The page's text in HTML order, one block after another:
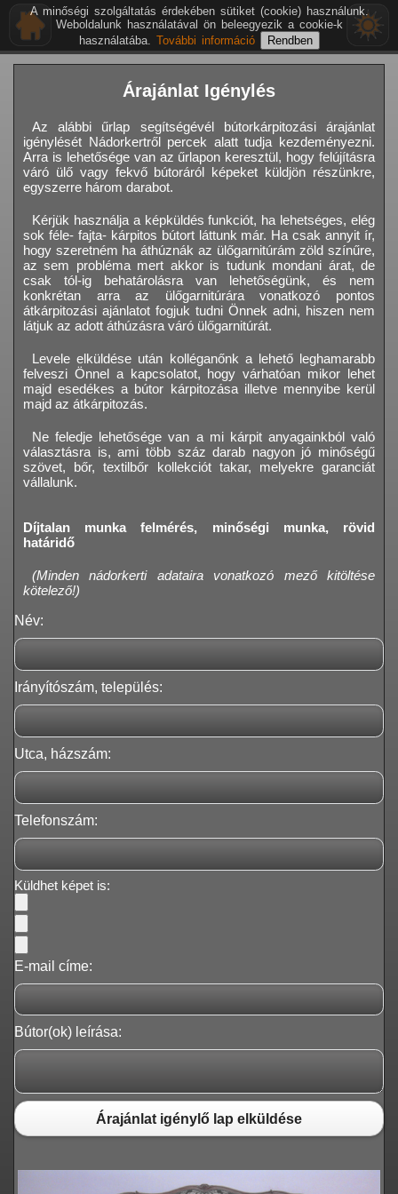
Árajánlat Igénylés
Az alábbi űrlap segítségévél bútorkárpitozási árajánlat
igénylését Nádorkertről percek alatt tudja kezdeményezni.
Arra is lehetősége van az űrlapon keresztül, hogy felújításra
váró ülő vagy fekvő bútoráról képeket küldjön részünkre,
egyszerre három darabot.
Kérjük használja a képküldés funkciót, ha lehetséges, elég
sok féle- fajta- kárpitos bútort láttunk már. Ha csak annyit ír,
hogy szeretném ha áthúznák az ülőgarnitúrám zöld színűre,
az sem probléma mert akkor is tudunk mondani árat, de
csak tól-ig behatárolásra van lehetőségünk, és nem
konkrétan arra az ülőgarnitúrára vonatkozó pontos
átkárpitozási ajánlatot fogjuk tudni Önnek adni, hiszen nem
látjuk az adott áthúzásra váró ülőgarnitúrát.
Levele elküldése után kolléganőnk a lehető leghamarabb
felveszi Önnel a kapcsolatot, hogy várhatóan mikor lehet
majd esedékes a bútor kárpitozása illetve mennyibe kerül
majd az átkárpitozás.
Ne feledje lehetősége van a mi kárpit anyagainkból való
választásra is, ami több száz darab nagyon jó minőségű
szövet, bőr, textilbőr kollekciót takar, melyekre garanciát
vállalunk.
Díjtalan munka felmérés, minőségi munka, rövid
határidő
(Minden nádorkerti adataira vonatkozó mező kitöltése
kötelező!)
Név:
Irányítószám, település:
Utca, házszám:
Telefonszám:
Küldhet képet is:
E-mail címe:
Bútor(ok) leírása:
Árajánlat igénylő lap elküldése
A minőségi szolgáltatás érdekében sütiket (cookie) használunk.
Weboldalunk használatával ön beleegyezik a cookie-k
használatába. További információ